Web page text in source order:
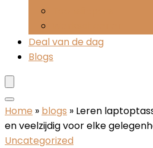
Deal van de dag
Blogs
Home » blogs » Leren
en veelzijdig voor elke
Uncategorized